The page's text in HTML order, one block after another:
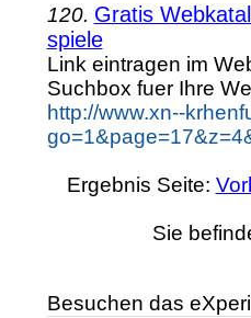
120. Gratis
spiele
Link eintragen im
Suchbox fuer Ihre
http://www.xn--
Ergebnis Seite:
Sie
Besuchen das